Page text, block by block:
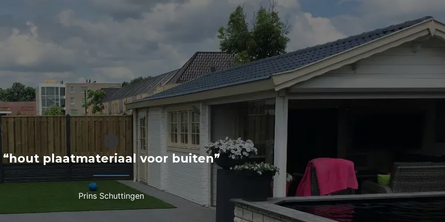
“hout plaatmateriaal voor buiten”
Prins Schuttingen